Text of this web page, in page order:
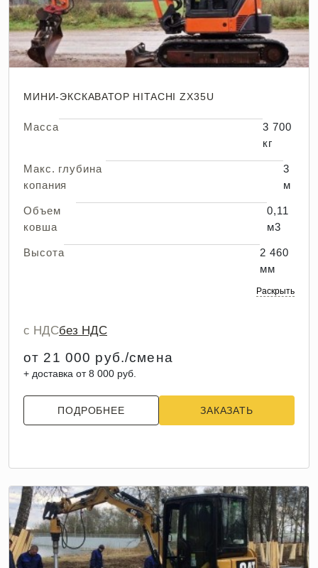
МИНИ-ЭКСКАВАТОР HITACHI ZX35U
Масса
3 700
кг
Макс. глубина
копания
3
м
Объем
ковша
0,11
м3
Высота
2 460
мм
Раскрыть
с НДСбез НДС
от 21 000 руб./смена
+ доставка от 8 000 руб.
ПОДРОБНЕЕ ЗАКАЗАТЬ